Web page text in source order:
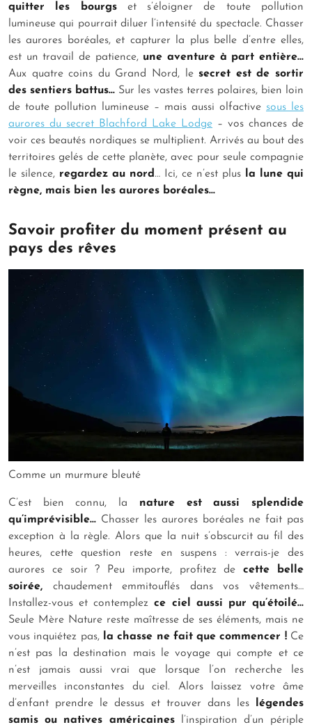
quitter les bourgset s’éloigner de toute pollution
lumineuse qui pourrait diluer l’intensité du spectacle. Chasser
les aurores boréales, et capturer la plus belle d’entre elles,
est un travail de patience,une aventure à part entière…
Aux quatre coins du Grand Nord, lesecret est de sortir
des sentiers battus… Sur les vastes terres polaires, bien loin
de toute pollution lumineuse – mais aussi olfactive sous les
aurores du secret Blachford Lake Lodge – vos chances de
voir ces beautés nordiques se multiplient. Arrivés au bout des
territoires gelés de cette planète, avec pour seule compagnie
le silence, regardez au nord… Ici, ce n’est plus la lune qui
règne, mais bien les aurores boréales…
Savoir profiter du moment présent au
pays des rêves
Comme un murmure bleuté
C’est bien connu, la nature est aussi splendide
qu’imprévisible… Chasser les aurores boréales ne fait pas
exception à la règle. Alors que la nuit s’obscurcit au fil des
heures, cette question reste en suspens : verrais-je des
aurores ce soir ? Peu importe, profitez decette belle
soirée, chaudement emmitouflés dans vos vêtements…
Installez-vous et contemplezce ciel aussi pur qu’étoilé…
Seule Mère Nature reste maîtresse de ses éléments, mais ne
vous inquiétez pas,
la chasse ne fait que commencer ! Ce
n’est pas la destination mais le voyage qui compte et ce
n’est jamais aussi vrai que lorsque l’on recherche les
merveilles inconstantes du ciel. Alors laissez votre âme
d’enfant prendre le dessus et trouver dans les
légendes
samis ou natives américainesl’inspiration d’un périple